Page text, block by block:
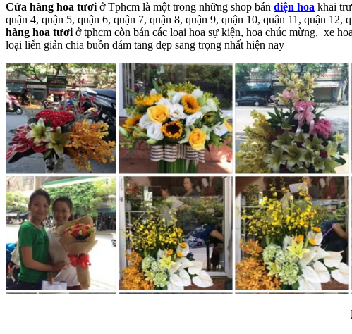
Cửa hàng hoa tươiở Tphcm là một trong những shop bán điện hoa khai
quận 4, quận 5, quận 6, quận 7, quận 8, quận 9, quận 10, quận 11, quận
hàng hoa tươiở tphcm còn bán các loại hoa sự kiện, hoa chúc mừng, xe
loại liển giản chia buồn đám tang đẹp sang trọng nhất hiện nay